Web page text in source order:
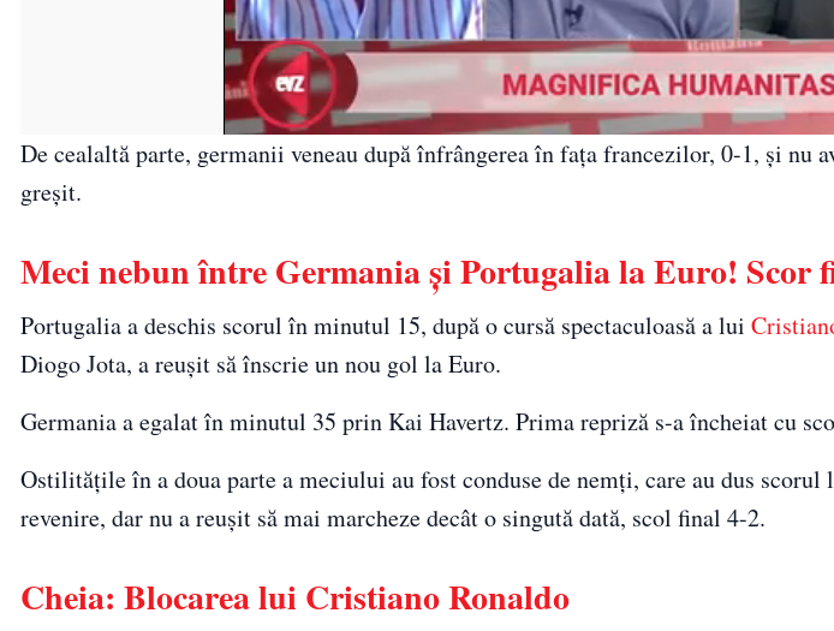
De cealaltă parte, germanii veneau după înfrângerea în fața francezilor, 0-1, și nu
greșit.
Meci nebun între Germania și Portugalia la Euro! Scor
Portugalia a deschis scorul în minutul 15, după o cursă spectaculoasă a lui
Diogo Jota, a reușit să înscrie un nou gol la Euro.
Germania a egalat în minutul 35 prin Kai Havertz. Prima repriză s-a încheiat cu
Ostilitățile în a doua parte a meciului au fost conduse de nemți, care au dus
revenire, dar nu a reușit să mai marcheze decât o singută dată, scol final 4-2.
Cheia: Blocarea lui Cristiano Ronaldo